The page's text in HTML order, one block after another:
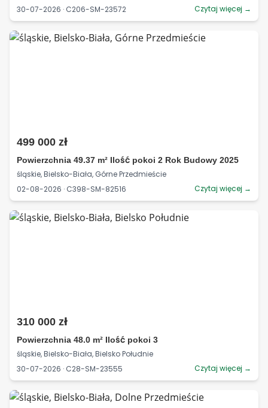
30-07-2026 · C206-SM-23572
Czytaj więcej →
499 000 zł
Powierzchnia 49.37 m² Ilość pokoi 2 Rok Budowy 2025
śląskie, Bielsko-Biała, Górne Przedmieście
02-08-2026 · C398-SM-82516
Czytaj więcej →
310 000 zł
Powierzchnia 48.0 m² Ilość pokoi 3
śląskie, Bielsko-Biała, Bielsko Południe
30-07-2026 · C28-SM-23555
Czytaj więcej →